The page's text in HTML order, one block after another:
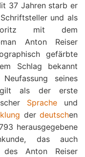
37 Jahren starb er
und als
mit dem
Anton Reiser
gefärbte
Schlag bekannt
seines
gilt als der erste
Sprache und
derdeutschen
herausgegebene
das auch
Anton Reiser